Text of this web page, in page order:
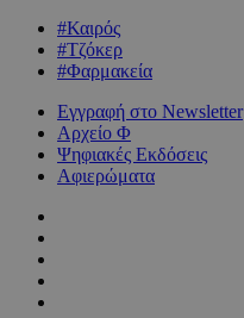
#Καιρός
#Τζόκερ
#Φαρμακεία
Εγγραφή στο Newsletter
Αρχείο Φ
Ψηφιακές Εκδόσεις
Αφιερώματα